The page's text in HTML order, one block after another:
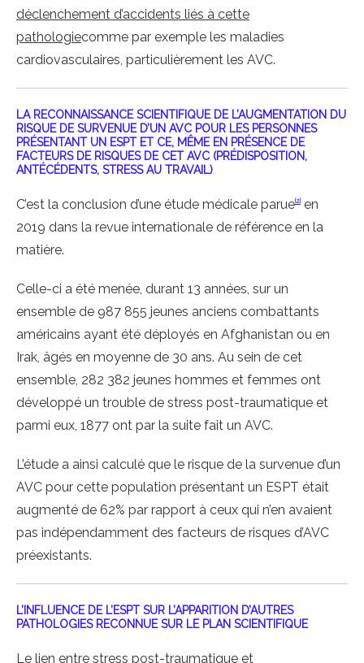
déclenchement d’accidents liés à cette
pathologiecomme par exemple les maladies
cardiovasculaires, particulièrement les AVC.
LA RECONNAISSANCE SCIENTIFIQUE DE L’AUGMENTATION DU
RISQUE DE SURVENUE D’UN AVC POUR LES PERSONNES
PRÉSENTANT UN ESPT ET CE, MÊME EN PRÉSENCE DE
FACTEURS DE RISQUES DE CET AVC (PRÉDISPOSITION,
ANTÉCÉDENTS, STRESS AU TRAVAIL)
C’est la conclusion d’une étude médicale parue[2] en
2019 dans la revue internationale de référence en la
matière.
Celle-ci a été menée, durant 13 années, sur un
ensemble de 987 855 jeunes anciens combattants
américains ayant été déployés en Afghanistan ou en
Irak, âgés en moyenne de 30 ans. Au sein de cet
ensemble, 282 382 jeunes hommes et femmes ont
développé un trouble de stress post-traumatique et
parmi eux, 1877 ont par la suite fait un AVC.
L’étude a ainsi calculé que le risque de la survenue d’un
AVC pour cette population présentant un ESPT était
augmenté de 62% par rapport à ceux qui n’en avaient
pas indépendamment des facteurs de risques d’AVC
préexistants.
L’INFLUENCE DE L’ESPT SUR L’APPARITION D’AUTRES
PATHOLOGIES RECONNUE SUR LE PLAN SCIENTIFIQUE
Le lien entre stress post-traumatique et